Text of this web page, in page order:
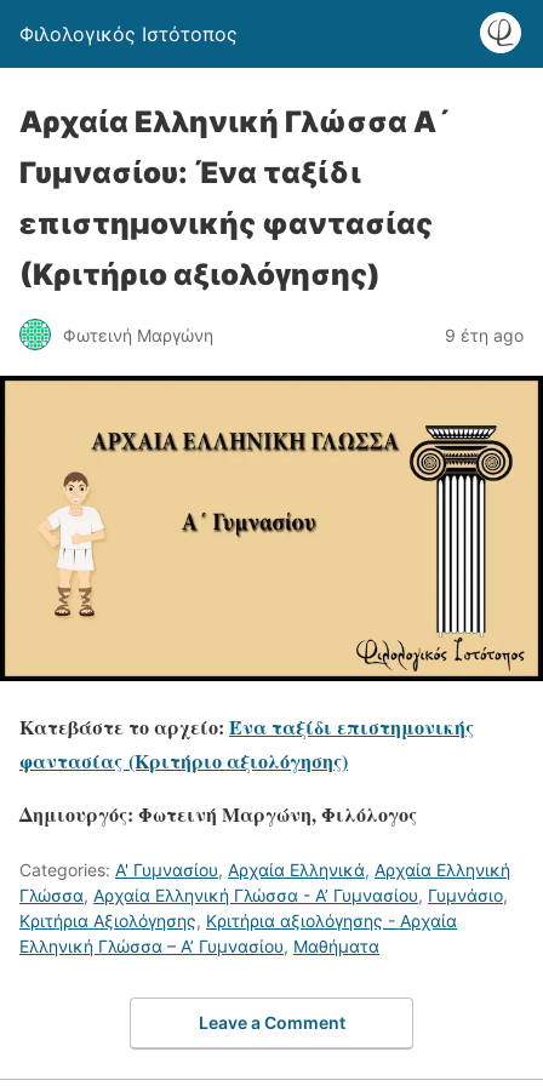
Φιλολογικός Ιστότοπος
Αρχαία Ελληνική Γλώσσα Α´
Γυμνασίου: Ένα ταξίδι
επιστημονικής φαντασίας
(Κριτήριο αξιολόγησης)
Φωτεινή Μαργώνη 9 έτη ago
Κατεβάστε το αρχείο: Ένα ταξίδι επιστημονικής
φαντασίας (Κριτήριο αξιολόγησης)
Δημιουργός: Φωτεινή Μαργώνη, Φιλόλογος
Categories: Α' Γυμνασίου, Αρχαία Ελληνικά, Αρχαία Ελληνική
Γλώσσα, Αρχαία Ελληνική Γλώσσα - Α’ Γυμνασίου, Γυμνάσιο,
Κριτήρια Αξιολόγησης, Κριτήρια αξιολόγησης - Αρχαία
Ελληνική Γλώσσα – Α’ Γυμνασίου, Μαθήματα
Leave a Comment